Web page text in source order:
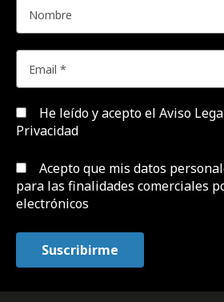
He leído y acepto el Aviso
Privacidad
Acepto que mis datos
para las finalidades comerciales
electrónicos